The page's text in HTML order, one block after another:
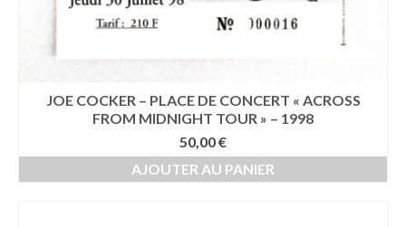
JOE COCKER – PLACE DE CONCERT « ACROSS
FROM MIDNIGHT TOUR » – 1998
50,00€
AJOUTER AU PANIER